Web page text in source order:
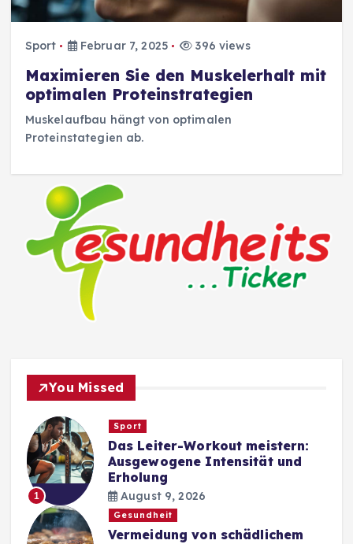
Sport Februar 7, 2025 396 views
Maximieren Sie den Muskelerhalt mit
optimalen Proteinstrategien
Muskelaufbau hängt von optimalen
Proteinstategien ab.
You Missed
1
Sport
Das Leiter-Workout meistern:
Ausgewogene Intensität und
Erholung
August 9, 2026
Gesundheit
Vermeidung von schädlichem